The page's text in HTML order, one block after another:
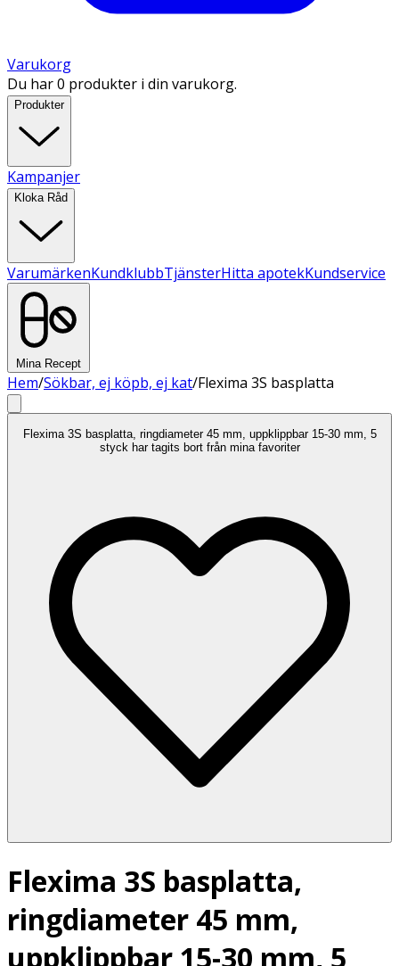
Varukorg
Du har 0 produkter i din varukorg.
Produkter
Kampanjer
Kloka Råd
VarumärkenKundklubbTjänsterHitta apotekKundservice
Mina Recept
Hem/Sökbar, ej köpb, ej kat/Flexima 3S basplatta
Flexima 3S basplatta, ringdiameter 45 mm, uppklippbar 15-30 mm, 5
styck har tagits bort från mina favoriter
Flexima 3S basplatta,
ringdiameter 45 mm,
uppklippbar 15-30 mm, 5